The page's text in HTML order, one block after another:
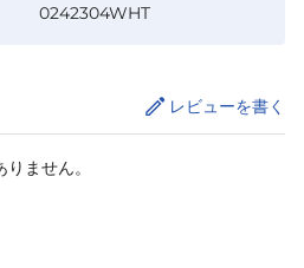
0242304WHT
レビューを書く
ません。